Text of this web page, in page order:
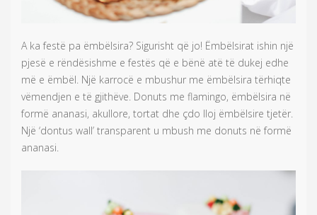
A ka festë pa ëmbëlsira? Sigurisht që jo! Ëmbëlsirat ishin një
pjesë e rëndësishme e festës që e bënë atë të dukej edhe
më e ëmbël. Një karrocë e mbushur me ëmbëlsira tërhiqte
vëmendjen e të gjithëve. Donuts me flamingo, ëmbëlsira në
formë ananasi, akullore, tortat dhe çdo lloj ëmbëlsire tjetër.
Një ‘dontus wall’ transparent u mbush me donuts në formë
ananasi.